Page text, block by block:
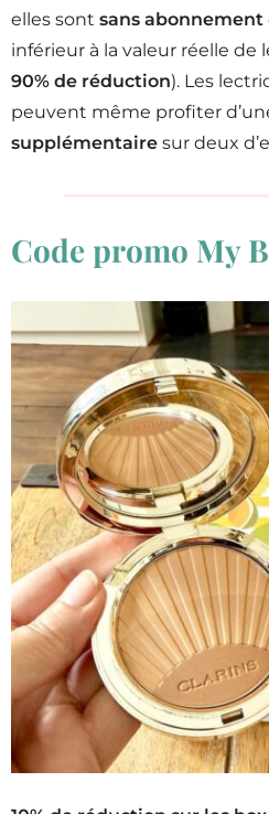
elles sont sans abonnement
inférieur à la valeur réelle de
90% de réduction). Les
peuvent même profiter
supplémentaire sur deux
Code promo My